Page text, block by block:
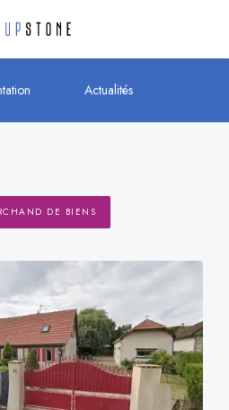
DE BIENS
Actualités